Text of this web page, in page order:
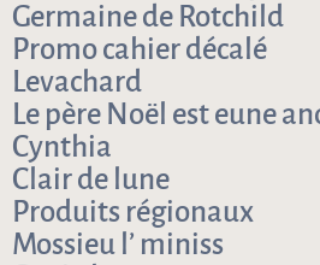
Germaine de Rotchild
Promo cahier décalé
Levachard
Le père Noël est eune
Cynthia
Clair de lune
Produits régionaux
Mossieu l’ miniss